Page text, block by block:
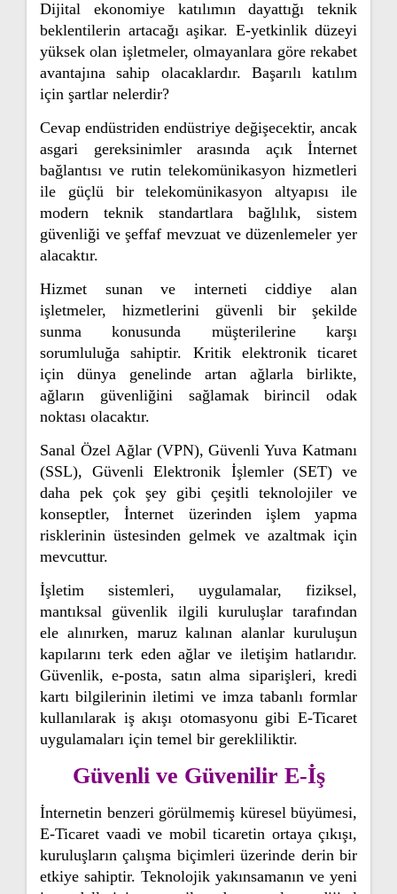
Dijital ekonomiye katılımın dayattığı teknik
beklentilerin artacağı aşikar. E-yetkinlik düzeyi
yüksek olan işletmeler, olmayanlara göre rekabet
avantajına sahip olacaklardır. Başarılı katılım
için şartlar nelerdir?
Cevap endüstriden endüstriye değişecektir, ancak
asgari gereksinimler arasında açık İnternet
bağlantısı ve rutin telekomünikasyon hizmetleri
ile güçlü bir telekomünikasyon altyapısı ile
modern teknik standartlara bağlılık, sistem
güvenliği ve şeffaf mevzuat ve düzenlemeler yer
alacaktır.
Hizmet sunan ve interneti ciddiye alan
işletmeler, hizmetlerini güvenli bir şekilde
sunma konusunda müşterilerine karşı
sorumluluğa sahiptir. Kritik elektronik ticaret
için dünya genelinde artan ağlarla birlikte,
ağların güvenliğini sağlamak birincil odak
noktası olacaktır.
Sanal Özel Ağlar (VPN), Güvenli Yuva Katmanı
(SSL), Güvenli Elektronik İşlemler (SET) ve
daha pek çok şey gibi çeşitli teknolojiler ve
konseptler, İnternet üzerinden işlem yapma
risklerinin üstesinden gelmek ve azaltmak için
mevcuttur.
İşletim sistemleri, uygulamalar, fiziksel,
mantıksal güvenlik ilgili kuruluşlar tarafından
ele alınırken, maruz kalınan alanlar kuruluşun
kapılarını terk eden ağlar ve iletişim hatlarıdır.
Güvenlik, e-posta, satın alma siparişleri, kredi
kartı bilgilerinin iletimi ve imza tabanlı formlar
kullanılarak iş akışı otomasyonu gibi E-Ticaret
uygulamaları için temel bir gerekliliktir.
Güvenli ve Güvenilir E-İş
İnternetin benzeri görülmemiş küresel büyümesi,
E-Ticaret vaadi ve mobil ticaretin ortaya çıkışı,
kuruluşların çalışma biçimleri üzerinde derin bir
etkiye sahiptir. Teknolojik yakınsamanın ve yeni